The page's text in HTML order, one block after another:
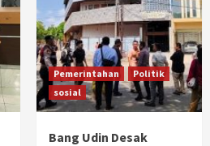
Pemerintahan
Politik
sosial
Bang Udin Desak